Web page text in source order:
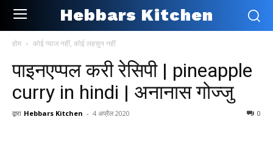
Hebbars Kitchen
होम कोई प्याज नहीं, कोई लहसुन नहीं
पाइनएप्पल करी रेसिपी | pineapple
curry in hindi | अनानास गोज्जु
द्वारा Hebbars Kitchen - 4 अप्रैल 2020 0